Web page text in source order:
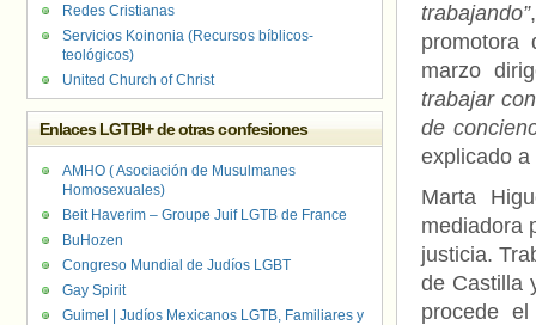
trabajando”
marzo
trabajar
de
explicado a
Marta
mediadora
justicia.
de Castilla
procede
Redes Cristianas
Servicios Koinonia (Recursos bíblicos-
teológicos)
United Church of Christ
Enlaces LGTBI+ de otras confesiones
AMHO ( Asociación de Musulmanes
Homosexuales)
Beit Haverim – Groupe Juif LGTB de France
BuHozen
Congreso Mundial de Judíos LGBT
Gay Spirit
Guimel | Judíos Mexicanos LGTB, Familiares y